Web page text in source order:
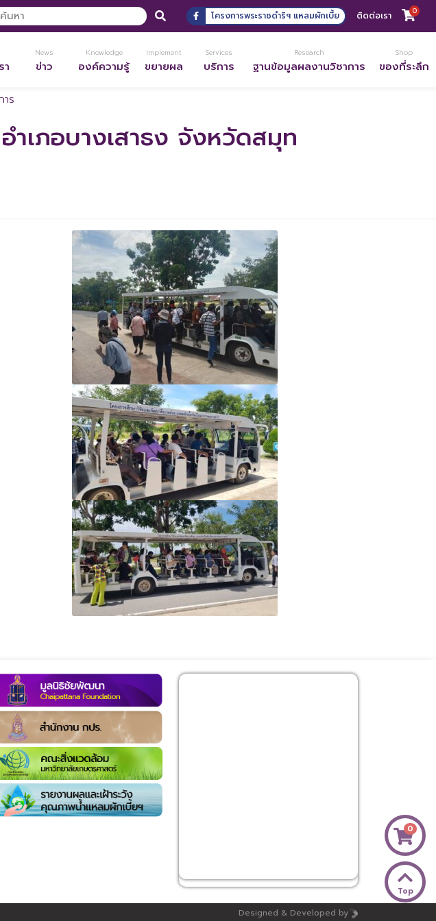
โครงการพระราชดำริฯ แหลมผักเบี้ย ติดต่อเรา 0
า
News
ข่าว
Knowledge
องค์ความรู้
Implement
ขยายผล
Services
บริการ
Research
ฐานข้อมูลผลงานวิชาการ
Shop
ของที่ระลึก
ร
ำเภอบางเสาธง จังหวัดสมุท
0
Top
Designed & Developed by